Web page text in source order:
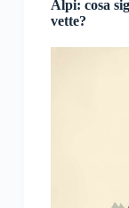
Alpi: cosa
vette?